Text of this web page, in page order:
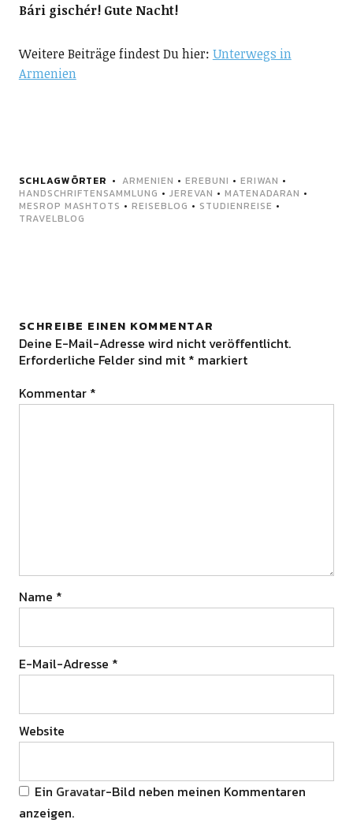
Bári gischér! Gute Nacht!
Weitere Beiträge findest Du hier: Unterwegs in
Armenien
SCHLAGWÖRTER ARMENIEN • EREBUNI • ERIWAN •
HANDSCHRIFTENSAMMLUNG • JEREVAN • MATENADARAN •
MESROP MASHTOTS • REISEBLOG • STUDIENREISE •
TRAVELBLOG
SCHREIBE EINEN KOMMENTAR
Deine E-Mail-Adresse wird nicht veröffentlicht.
Erforderliche Felder sind mit * markiert
Kommentar *
Name *
E-Mail-Adresse *
Website
Ein Gravatar-Bild neben meinen Kommentaren
anzeigen.